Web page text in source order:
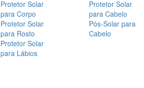
Protetor Solar
para Corpo
Protetor Solar
para Rosto
Protetor Solar
para Lábios
Protetor Solar
para Cabelo
Pós-Solar para
Cabelo